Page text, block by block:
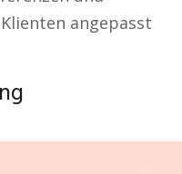
angepasst